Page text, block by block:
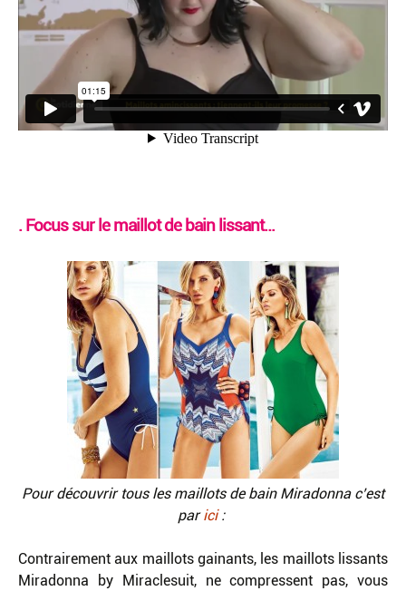
. Focus sur le maillot de bain lissant…
Pour découvrir tous les maillots de bain Miradonna c’est
parici:
Contrairement aux maillots gainants, les maillots lissants
Miradonna by Miraclesuit, ne compressent pas, vous